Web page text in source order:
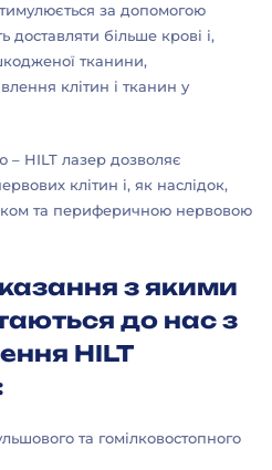
за допомогою
доставляти більше крові і,
тканини,
клітин і тканин у
HILT лазер дозволяє
клітин і, як наслідок,
та периферичною нервовою
з якими
до нас з
HILT
та гомілковостопного